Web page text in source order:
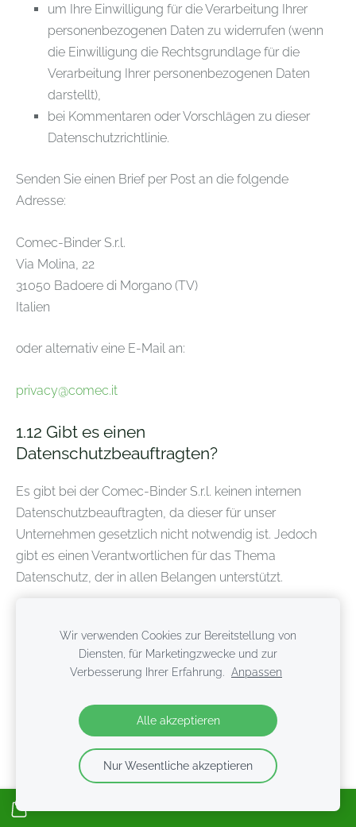
um Ihre Einwilligung für die Verarbeitung Ihrer
personenbezogenen Daten zu widerrufen (wenn
die Einwilligung die Rechtsgrundlage für die
Verarbeitung Ihrer personenbezogenen Daten
darstellt),
bei Kommentaren oder Vorschlägen zu dieser
Datenschutzrichtlinie.
Senden Sie einen Brief per Post an die folgende
Adresse:
Comec-Binder S.r.l.
Via Molina, 22
31050 Badoere di Morgano (TV)
Italien
oder alternativ eine E-Mail an:
privacy@comec.it
1.12 Gibt es einen
Datenschutzbeauftragten?
Es gibt bei der Comec-Binder S.r.l. keinen internen
Datenschutzbeauftragten, da dieser für unser
Unternehmen gesetzlich nicht notwendig ist. Jedoch
gibt es einen Verantwortlichen für das Thema
Datenschutz, der in allen Belangen unterstützt.
2 Kommunikation mit
Comec-Binder S.r.l.
Sie können mit uns auf verschiedene Weise in Kontakt
treten: über unsere Website sowie über verschiedene
Website/Einsatz von Cookies
Wir verwenden Cookies zur Bereitstellung von
Diensten, für Marketingzwecke und zur
Verbesserung Ihrer Erfahrung.
Anpassen
Alle akzeptieren
Nur Wesentliche akzeptieren